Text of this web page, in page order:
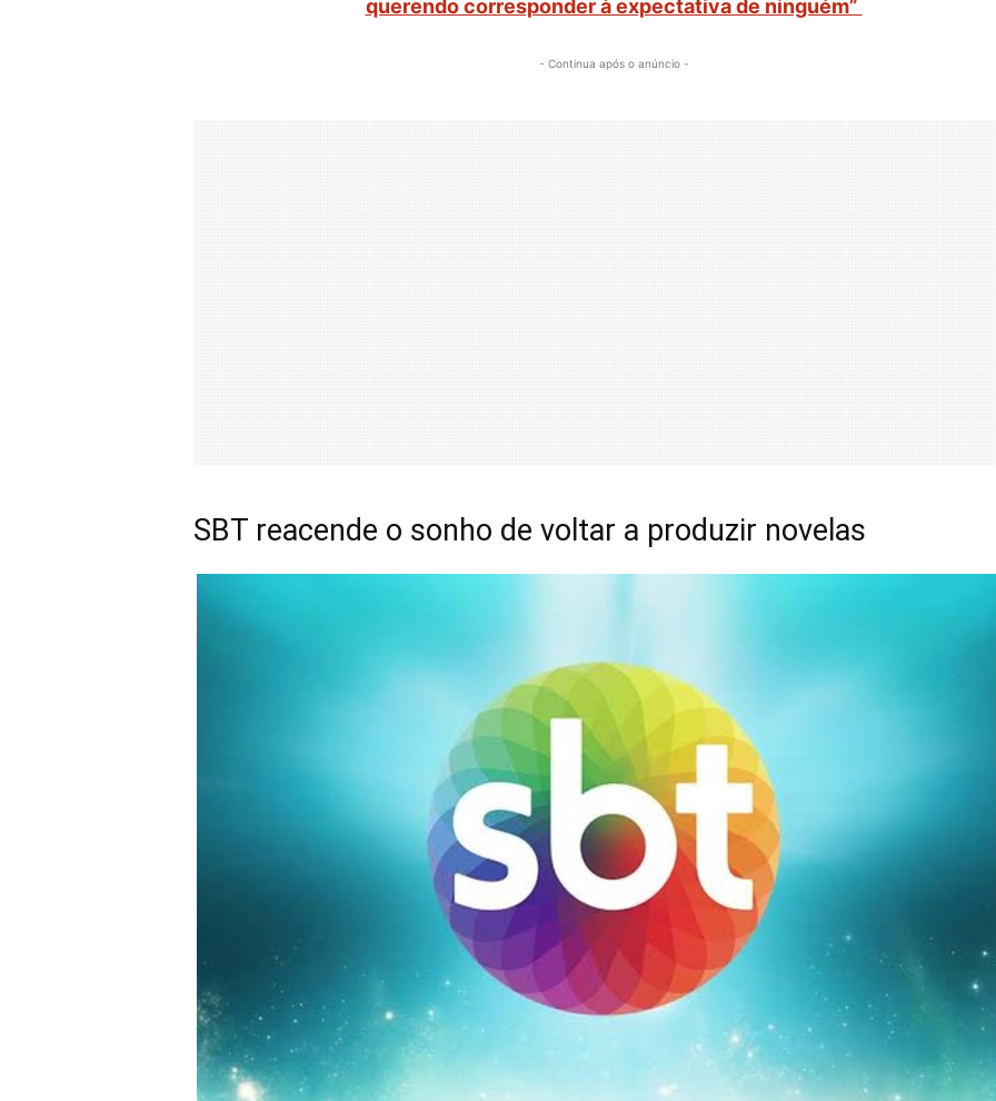
querendo corresponder à expectativa de ninguém”
- Continua após o anúncio -
SBT reacende o sonho de voltar a produzir novelas